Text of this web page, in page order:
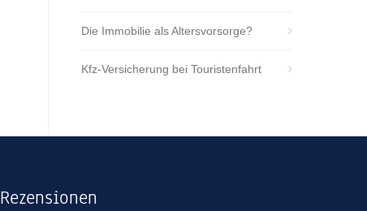
Die Immobilie als Altersvorsorge?
Kfz-Versicherung bei Touristenfahrt
Rezensionen